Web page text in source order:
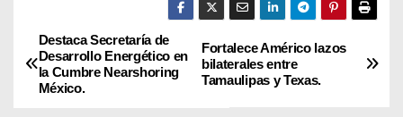
N
a
Fortalece Américo lazos
bilaterales entre
Tamaulipas y Texas.
Destaca Secretaría de
Desarrollo Energético en
la Cumbre Nearshoring
México.